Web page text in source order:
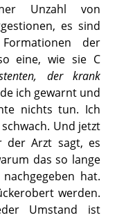
Unzahl von
es sind
der
eine, wie sie C
der krank
ich gewarnt und
nichts tun. Ich
Und jetzt
der Arzt sagt, es
das so lange
hat.
werden.
Umstand ist